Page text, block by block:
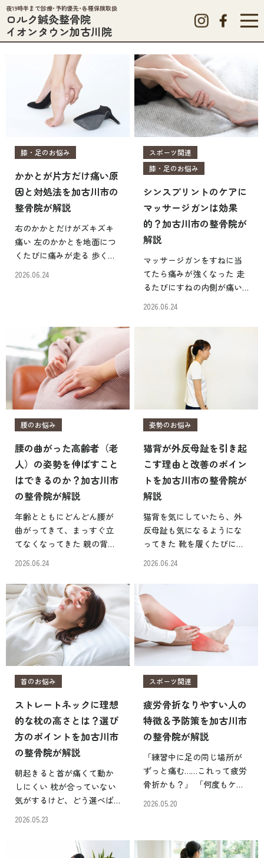
夜19時半まで診療･予約優先･各種保険取扱
ロルク鍼灸整骨院
イオンタウン加古川院
膝・足のお悩み
かかとが片方だけ痛い原
因と対処法を加古川市の
整骨院が解説
右のかかとだけがズキズキ
痛い 左のかかとを地面につ
くたびに痛みが走る 歩くた
ロルク鍼灸整骨院でも、 […]
2026.06.24
スポーツ関連
膝・足のお悩み
シンスプリントのケアに
マッサージガンは効果
的？加古川市の整骨院が
解説
マッサージガンをすねに当
てたら痛みが強くなった 走
るたびにすねの内側が痛い
使い方がわからない シンス
プリントに悩み、セルフケ
アとしてマッサージガンの
使用を検討している方も […]
2026.06.24
腰のお悩み
腰の曲がった高齢者（老
人）の姿勢を伸ばすこと
はできるのか？加古川市
の整骨院が解説
年齢とともにどんどん腰が
曲がってきて、まっすぐ立
てなくなってきた 親の背中
が丸くなってきて、姿勢が
だと、この先もっと動けな
くなるのではないか こうし
た姿勢の変化は、高齢者や
そのご家族にとって大き […]
2026.06.24
姿勢のお悩み
猫背が外反母趾を引き起
こす理由と改善のポイン
トを加古川市の整骨院が
解説
猫背を気にしていたら、外
反母趾も気になるようにな
ってきた 靴を履くたびに親
指の付け根が痛い 姿勢の悪
のか知りたい このような疑
問や不安を抱えている人は
少なくありません。加古川
市のロルク鍼灸整骨院で […]
2026.06.24
首のお悩み
ストレートネックに理想
的な枕の高さとは？選び
方のポイントを加古川市
の整骨院が解説
朝起きると首が痛くて動か
しにくい 枕が合っていない
気がするけど、どう選べば
いいかわからない ストレー
枕の高さをどう調整すれば
いいんだろう こうしたお悩
2026.05.23
スポーツ関連
疲労骨折なりやすい人の
特徴＆予防策を加古川市
の整骨院が解説
「練習中に足の同じ場所が
ずっと痛む……これって疲労
骨折かも？」 「何度もケガ
を繰り返してしまうのは、
っと痛んだり、怪我を繰り
返したりすると、自分の体
2026.05.20